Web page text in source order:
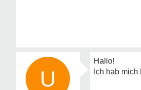
U
Hallo!
Ich hab